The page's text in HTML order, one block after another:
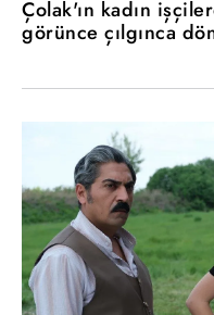
Çolak'ın kadın
görünce çılgınca